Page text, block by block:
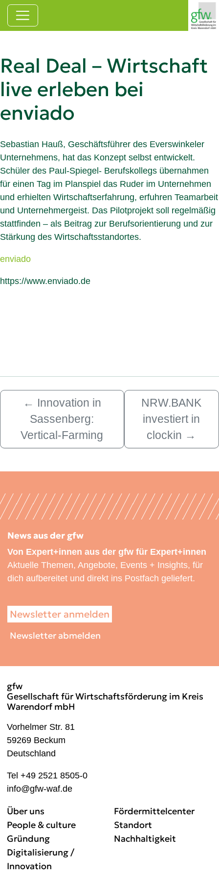
Zum Hauptinhalt springen
Real Deal – Wirtschaft
live erleben bei
enviado
Sebastian Hauß, Geschäftsführer des Everswinkeler
Unternehmens, hat das Konzept selbst entwickelt.
Schüler des Paul-Spiegel- Berufskollegs übernahmen
für einen Tag im Planspiel das Ruder im Unternehmen
und erhielten Wirtschaftserfahrung, erfuhren Teamarbeit
und Unternehmergeist. Das Pilotprojekt soll regelmäßig
stattfinden – als Beitrag zur Berufsorientierung und zur
Stärkung des Wirtschaftsstandortes.
enviado
https://www.enviado.de
← Innovation in
Sassenberg:
Vertical-Farming
NRW.BANK
investiert in
clockin →
News aus der gfw
Von Expert+innen aus der gfw für Expert+innen
Aktuelle Themen, Angebote, Events + Insights, für
dich aufbereitet und direkt ins Postfach geliefert.
Newsletter anmelden
Newsletter abmelden
gfw
Gesellschaft für Wirtschaftsförderung im Kreis
Warendorf mbH
Vorhelmer Str. 81
59269 Beckum
Deutschland
Tel +49 2521 8505-0
info@gfw-waf.de
Über uns
People & culture
Gründung
Digitalisierung /
Innovation
Fördermittelcenter
Standort
Nachhaltigkeit